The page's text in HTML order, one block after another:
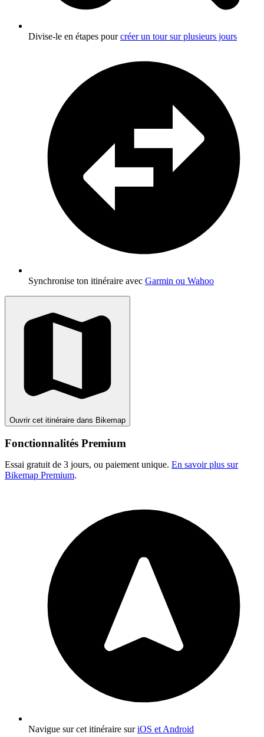
Divise-le en étapes pourcréer un tour sur plusieurs jours
Synchronise ton itinéraire avec Garmin ou Wahoo
Ouvrir cet itinéraire dans Bikemap
Fonctionnalités Premium
Essai gratuit de 3 jours, ou paiement unique. En savoir plus sur
Bikemap Premium.
Navigue sur cet itinéraire suriOS et Android